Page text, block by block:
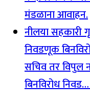
मंडळाना आवाहन.
नीलया सहकारी
निवडणूक
सचिव तर विपुल
बिनविरोध